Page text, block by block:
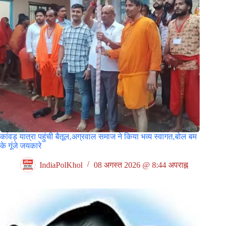
कांवड़ यात्रा पहुंची बैतूल,अग्रवाल समाज ने किया भव्य स्वागत,बोल बम
के गूंजे जयकारे
IndiaPolKhol 08 अगस्त 2026 @ 8:44 अपराह्न